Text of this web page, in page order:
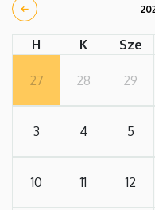
H K Sze
27 28 29
3 4 5
10 11 12